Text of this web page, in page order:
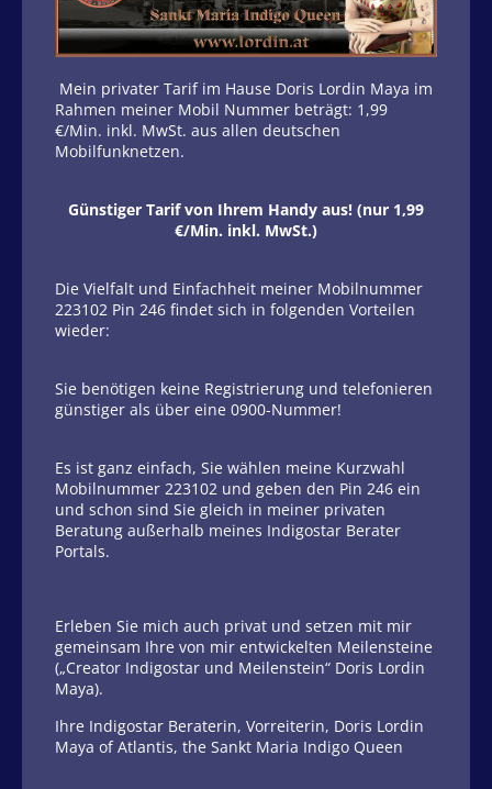
Mein privater Tarif im Hause Doris Lordin Maya im
Rahmen meiner Mobil Nummer beträgt: 1,99
€/Min. inkl. MwSt. aus allen deutschen
Mobilfunknetzen.
Günstiger Tarif von Ihrem Handy aus! (nur 1,99
€/Min. inkl. MwSt.)
Die Vielfalt und Einfachheit meiner Mobilnummer
223102 Pin 246 findet sich in folgenden Vorteilen
wieder:
Sie benötigen keine Registrierung und telefonieren
günstiger als über eine 0900-Nummer!
Es ist ganz einfach, Sie wählen meine Kurzwahl
Mobilnummer 223102 und geben den Pin 246 ein
und schon sind Sie gleich in meiner privaten
Beratung außerhalb meines Indigostar Berater
Portals.
Erleben Sie mich auch privat und setzen mit mir
gemeinsam Ihre von mir entwickelten Meilensteine
(„Creator Indigostar und Meilenstein“ Doris Lordin
Maya).
Ihre Indigostar Beraterin, Vorreiterin, Doris Lordin
Maya of Atlantis, the Sankt Maria Indigo Queen